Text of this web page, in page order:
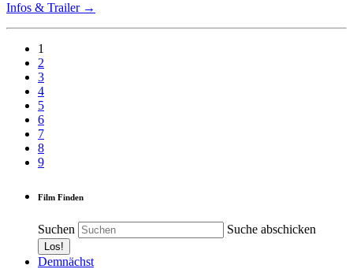
Infos & Trailer →
1
2
3
4
5
6
7
8
9
Film Finden
Suchen Suche abschicken
Demnächst